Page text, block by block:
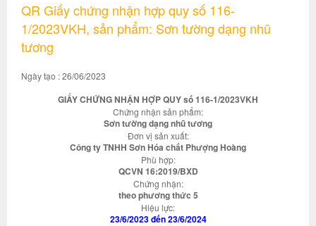
QR Giấy chứng nhận hợp quy số 116-
1/2023VKH, sản phẩm: Sơn tường dạng nhũ
tương
Ngày tạo : 26/06/2023
GIẤY CHỨNG NHẬN HỢP QUY số 116-1/2023VKH
Chứng nhận sản phẩm:
Sơn tường dạng nhũ tương
Đơn vị sản xuất:
Công ty TNHH Sơn Hóa chất Phượng Hoàng
Phù hợp:
QCVN 16:2019/BXD
Chứng nhận:
theo phương thức 5
Hiệu lực:
23/6/2023 đến 23/6/2024